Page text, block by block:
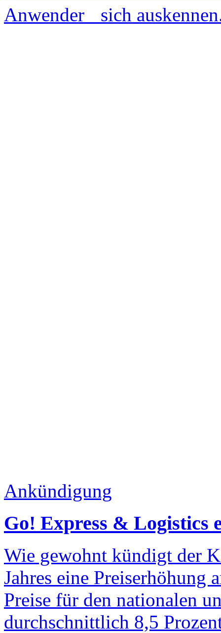
Anwender sich
Ankündigung
Go! Express & Logistics
Wie gewohnt kündigt der
Jahres eine Preiserhöhung
Preise für den nationalen
durchschnittlich 8,5